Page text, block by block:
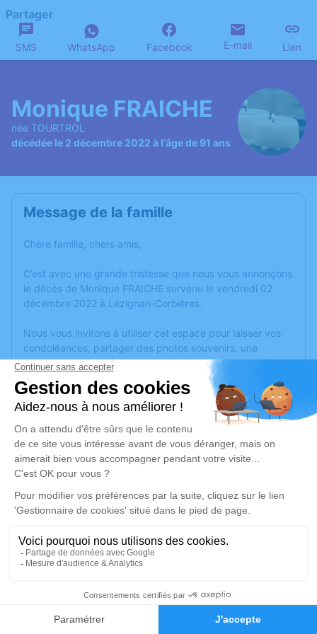
Faire-part Hommages
Partager
SMS WhatsApp Facebook E-mail Lien
Monique FRAICHE
née TOURTROL
décédée le 2 décembre 2022 à l'âge de 91 ans
Message de la famille
Chère famille, chers amis,
C’est avec une grande tristesse que nous vous annonçons
le décès de Monique FRAICHE survenu le vendredi 02
décembre 2022 à Lézignan-Corbières.
Nous vous invitons à utiliser cet espace pour laisser vos
condoléances, partager des photos souvenirs, une
anecdote ou exprimer vos pensées à travers des poèmes
ou des textes. Cet endroit est un lieu d'expression dédié à
honorer la mémoire de Monique FRAICHE.
Un service de plantation d’arbre hommage estdisponible
mardi 06 décembre 2022 à 11h15
Église de Montbrun-des-Corbières
11700 Montbrun-des-Corbières
Je rends hommage